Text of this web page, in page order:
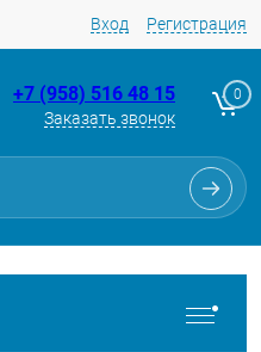
Вход Регистрация
+7 (958) 516 48 15
Заказать звонок
0